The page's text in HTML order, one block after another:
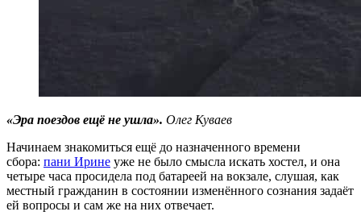
«Эра поездов ещё не ушла». Олег Куваев
Начинаем знакомиться ещё до назначенного времени
сбора: пани Ирине уже не было смысла искать хостел, и она
четыре часа просидела под батареей на вокзале, слушая, как
местный гражданин в состоянии изменённого сознания задаёт
ей вопросы и сам же на них отвечает.